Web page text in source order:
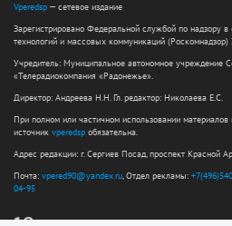
Vperedsp — сетевое издание
Зарегистрировано Федеральной службой по надзору
технологий и массовых коммуникаций
Учредитель: Муниципальное автономное учреждение
«Телерадиокомпания «Радонежье».
Директор: Андреева Н.Н. Гл. редактор: Николаева Е.С.
При полном или частичном использовании
источник vperedsp обязательна.
Адрес редакции: г. Сергиев Посад, проспект Красной
Почта: vpered90@yandex.ru, Отдел рекламы:
04-95